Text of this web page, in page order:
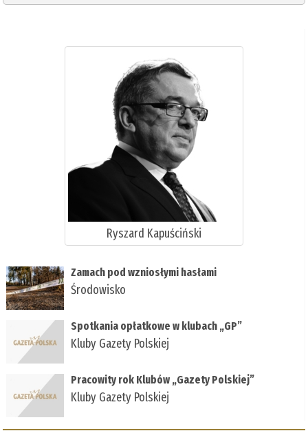
Ryszard Kapuściński
Zamach pod wzniosłymi hasłami
Środowisko
Spotkania opłatkowe w klubach „GP”
Kluby Gazety Polskiej
Pracowity rok Klubów „Gazety Polskiej”
Kluby Gazety Polskiej